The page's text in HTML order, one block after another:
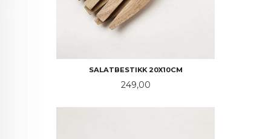
SALATBESTIKK 20X10CM
Pris
249,00